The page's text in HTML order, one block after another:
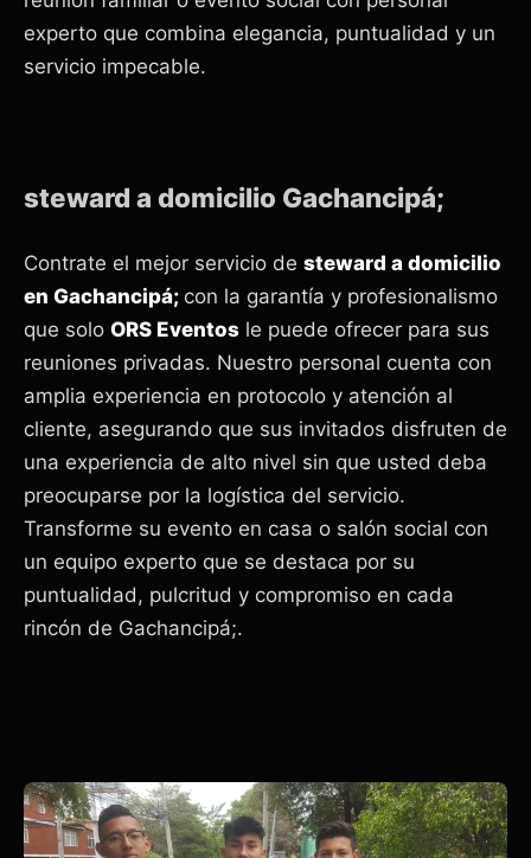
experto que combina elegancia, puntualidad y un
servicio impecable.
steward a domicilio Gachancipá;
Contrate el mejor servicio de steward a domicilio
en Gachancipá; con la garantía y profesionalismo
que solo ORS Eventos le puede ofrecer para sus
reuniones privadas. Nuestro personal cuenta con
amplia experiencia en protocolo y atención al
cliente, asegurando que sus invitados disfruten de
una experiencia de alto nivel sin que usted deba
preocuparse por la logística del servicio.
Transforme su evento en casa o salón social con
un equipo experto que se destaca por su
puntualidad, pulcritud y compromiso en cada
rincón de Gachancipá;.